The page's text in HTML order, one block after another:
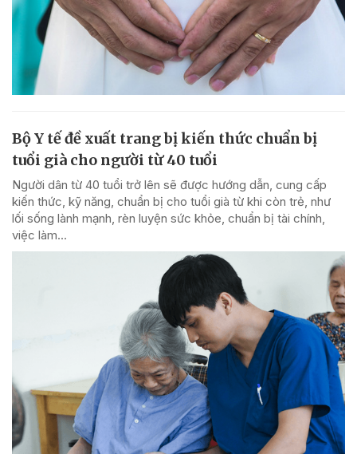
Bộ Y tế đề xuất trang bị kiến thức chuẩn bị
tuổi già cho người từ 40 tuổi
Người dân từ 40 tuổi trở lên sẽ được hướng dẫn, cung cấp
kiến thức, kỹ năng, chuẩn bị cho tuổi già từ khi còn trẻ, như
lối sống lành mạnh, rèn luyện sức khỏe, chuẩn bị tài chính,
việc làm...